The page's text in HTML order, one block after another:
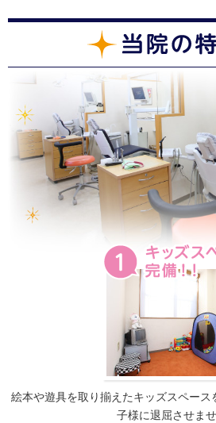
絵本や遊具を取り揃えたキッズスペース
子様に退屈させませ